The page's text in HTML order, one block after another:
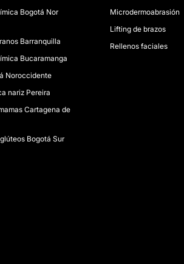
Bogotá Nor
Barranquilla
Bucaramanga
Noroccidente
nariz Pereira
Cartagena de
Bogotá Sur
Microdermoabrasión
Lifting de brazos
Rellenos faciales